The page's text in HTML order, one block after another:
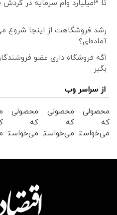
تا 3میلیارد وام سرمایه در گردش فروشندگان
رشد فروشگاهت از اینجا شروع
آماده‌ای؟
بگیر
از سراسر وب
محصولی
که
می‌خواستی
محصولی
که
می‌خواستی
محصولی
که
می‌خواستی
بخر !